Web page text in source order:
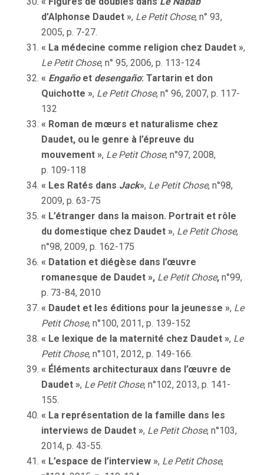
d’Alphonse Daudet », Le Petit Chose, n° 93,
2005, p. 7-27.
« La médecine comme religion chez Daudet »,
Le Petit Chose, n° 95, 2006, p. 113-124
« Engañoet desengaño: Tartarin et don
Quichotte », Le Petit Chose, n° 96, 2007, p. 117-
132
« Roman de mœurs et naturalisme chez
Daudet, ou le genre à l’épreuve du
mouvement », Le Petit Chose, n°97, 2008,
p. 109-118
« Les Ratés dans Jack», Le Petit Chose, n°98,
2009, p. 63-75
« L’étranger dans la maison. Portrait et rôle
du domestique chez Daudet », Le Petit Chose,
n°98, 2009, p. 162-175
« Datation et diégèse dans l’œuvre
romanesque de Daudet », Le Petit Chose, n°99,
p. 73-84, 2010
« Daudet et les éditions pour la jeunesse », Le
Petit Chose, n°100, 2011, p. 139-152
« Le lexique de la maternité chez Daudet », Le
Petit Chose, n°101, 2012, p. 149-166.
« Éléments architecturaux dans l’œuvre de
Daudet », Le Petit Chose, n°102, 2013, p. 141-
155.
« La représentation de la famille dans les
interviews de Daudet », Le Petit Chose, n°103,
2014, p. 43-55.
« L’espace de l’interview », Le Petit Chose,